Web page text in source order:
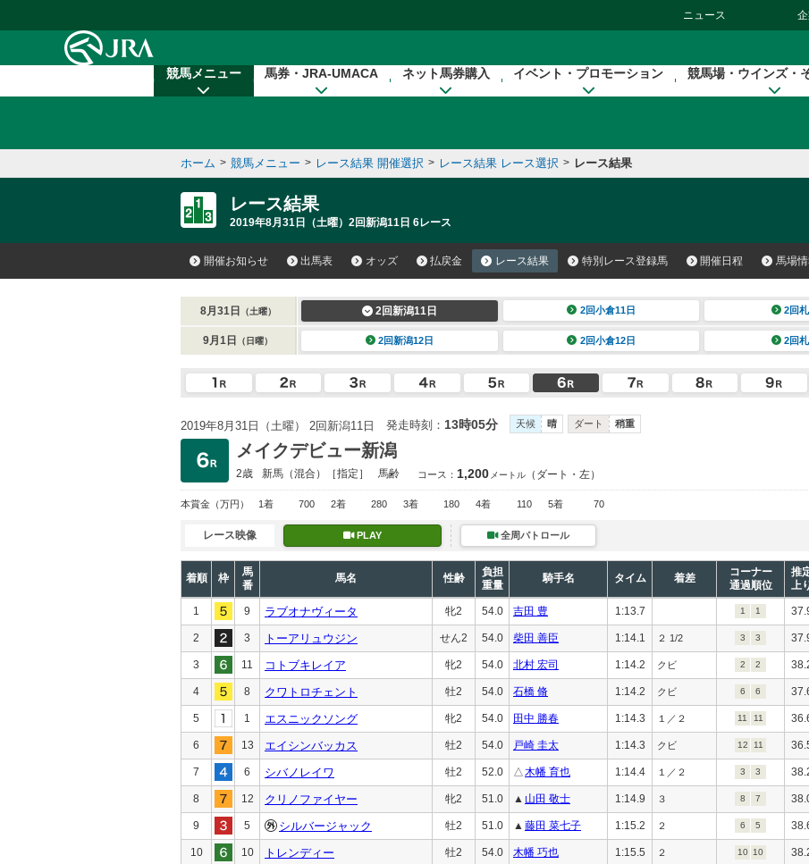
ニュース
競馬メニュー 馬券・JRA-UMACA ネット馬券購入 イベント・プロモーション 競馬場・ウインズ・
ホーム > 競馬メニュー > レース結果 開催選択 > レース結果 レース選択 > レース結果
レース結果
2019年8月31日（土曜）2回新潟11日 6レース
開催お知らせ 出馬表 オッズ 払戻金 レース結果 特別レース登録馬 開催日程 馬場
8月31日 （土曜） 2回新潟11日 2回小倉11日 2回
9月1日 （日曜） 2回新潟12日 2回小倉12日 2回
2019年8月31日（土曜） 2回新潟11日 発走時刻： 13時05分 天候 晴 ダート 稍重
メイクデビュー新潟
2歳 新馬 （混合）［指定］ 馬齢 コース： 1,200 メートル （ダート・左）
本賞金 （万円） 1着 700 2着 280 3着 180 4着 110 5着 70
レース映像 PLAY 全周パトロール
着順 枠
馬
番
馬名 性齢
負担
重量
騎手名 タイム 着差
コーナー
通過順位
推
上
1 9 ラブオナヴィータ 牝2 54.0 吉田 豊 1:13.7 1 1
2 3 トーアリュウジン せん2 54.0 柴田 善臣 1:14.1 ２ 1/2 3 3
3 11 コトブキレイア 牝2 54.0 北村 宏司 1:14.2 クビ 2 2
4 8 クワトロチェント 牡2 54.0 石橋 脩 1:14.2 クビ 6 6
5 1 エスニックソング 牝2 54.0 田中 勝春 1:14.3 １／２ 11 11
6 13 エイシンバッカス 牡2 54.0 戸崎 圭太 1:14.3 クビ 12 11
7 6 シバノレイワ 牡2 52.0 △木幡 育也 1:14.4 １／２ 3 3
8 12 クリノファイヤー 牝2 51.0 ▲ 山田 敬士 1:14.9 ３ 8 7
9 5 シルバージャック 牡2 51.0 ▲ 藤田 菜七子 1:15.2 ２ 6 5
10 10 トレンディー 牡2 54.0 木幡 巧也 1:15.5 ２ 10 10